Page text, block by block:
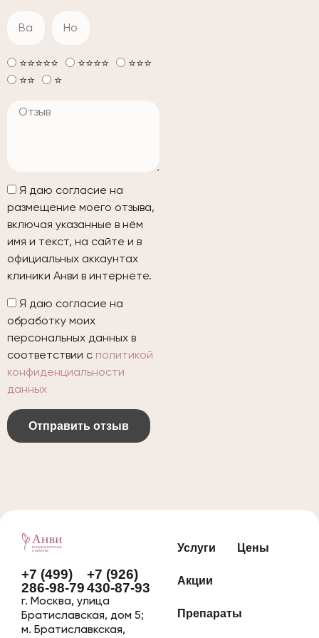
⭐️⭐️⭐️⭐️⭐️ ⭐️⭐️⭐️⭐️
⭐️⭐️⭐️
⭐️⭐️
⭐️
Я даю согласие на
размещение моего отзыва,
включая указанные в нём
имя и текст, на сайте и в
официальных аккаунтах
клиники Анви в интернете.
Я даю согласие на
обработку моих
персональных данных в
соответствии с политикой
конфиденциальности
данных
Отправить отзыв
+7 (499)
286-98-79
+7 (926)
430-87-93
г. Москва, улица
Братиславская, дом 5;
м. Братиславкская,
Услуги Цены
Акции
Препараты